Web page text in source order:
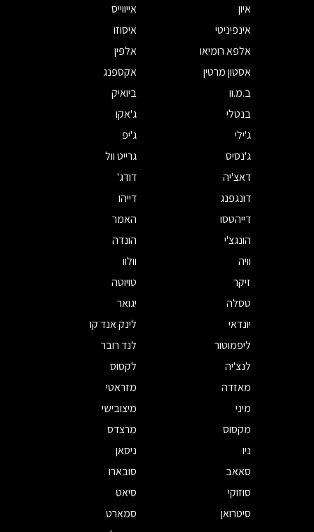
איון
אייווייס
אינפיניטי
איסוזו
אלפא רומיאו
אלפין
אסטון מרטין
אקספנג
ב.מ.וו
ביואיק
בנטלי
ג'אקו
ג'ילי
ג'יפ
ג'נסיס
גרייט וול
דאצ'יה
דודג'
דונגפנג
דייהו
דייהטסו
האמר
הונגצ'י
הונדה
וויה
וולוו
זיקר
טויוטה
טסלה
יגואר
יונדאי
לינק אנד קו
ליפמוטור
לנד רובר
לנצ'יה
לקסוס
מאזדה
מזראטי
מיני
מיצובישי
מקסוס
מרצדס
ניו
ניסאן
סאאב
סובארו
סוזוקי
סיאט
סיטרואן
סמארט